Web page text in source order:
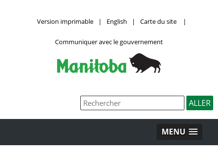
Version imprimable | English | Carte du site |
Communiquer avec le gouvernement
MENU